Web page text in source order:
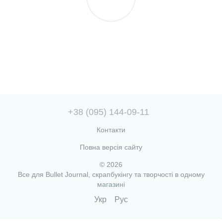
+38 (095) 144-09-11
Контакти
Повна версія сайту
© 2026
Все для Bullet Journal, скрапбукінгу та творчості в одному
магазині
Укр Рус